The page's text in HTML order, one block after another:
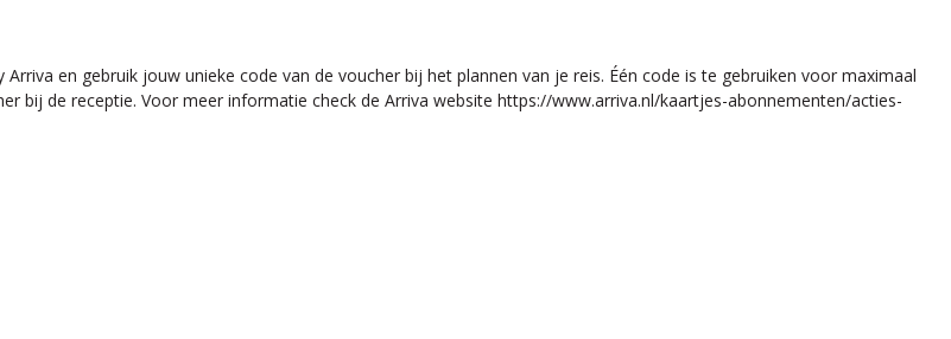
en gebruik jouw unieke code van de voucher bij het plannen van je reis. Één code is te gebruiken voor maximaal
bij de receptie. Voor meer informatie check de Arriva website https://www.arriva.nl/kaartjes-abonnementen/acties-